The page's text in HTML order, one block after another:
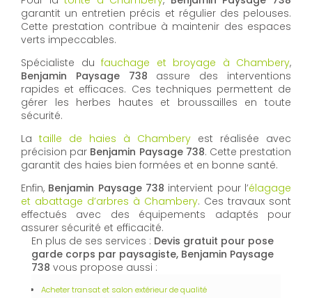
garantit un entretien précis et régulier des pelouses.
Cette prestation contribue à maintenir des espaces
verts impeccables.
Spécialiste du fauchage et broyage à Chambery,
Benjamin Paysage 738 assure des interventions
rapides et efficaces. Ces techniques permettent de
gérer les herbes hautes et broussailles en toute
sécurité.
La taille de haies à Chambery est réalisée avec
précision par Benjamin Paysage 738. Cette prestation
garantit des haies bien formées et en bonne santé.
Enfin, Benjamin Paysage 738 intervient pour l’élagage
et abattage d’arbres à Chambery. Ces travaux sont
effectués avec des équipements adaptés pour
assurer sécurité et efficacité.
En plus de ses services : Devis gratuit pour pose
garde corps par paysagiste, Benjamin Paysage
738 vous propose aussi :
Acheter transat et salon extérieur de qualité